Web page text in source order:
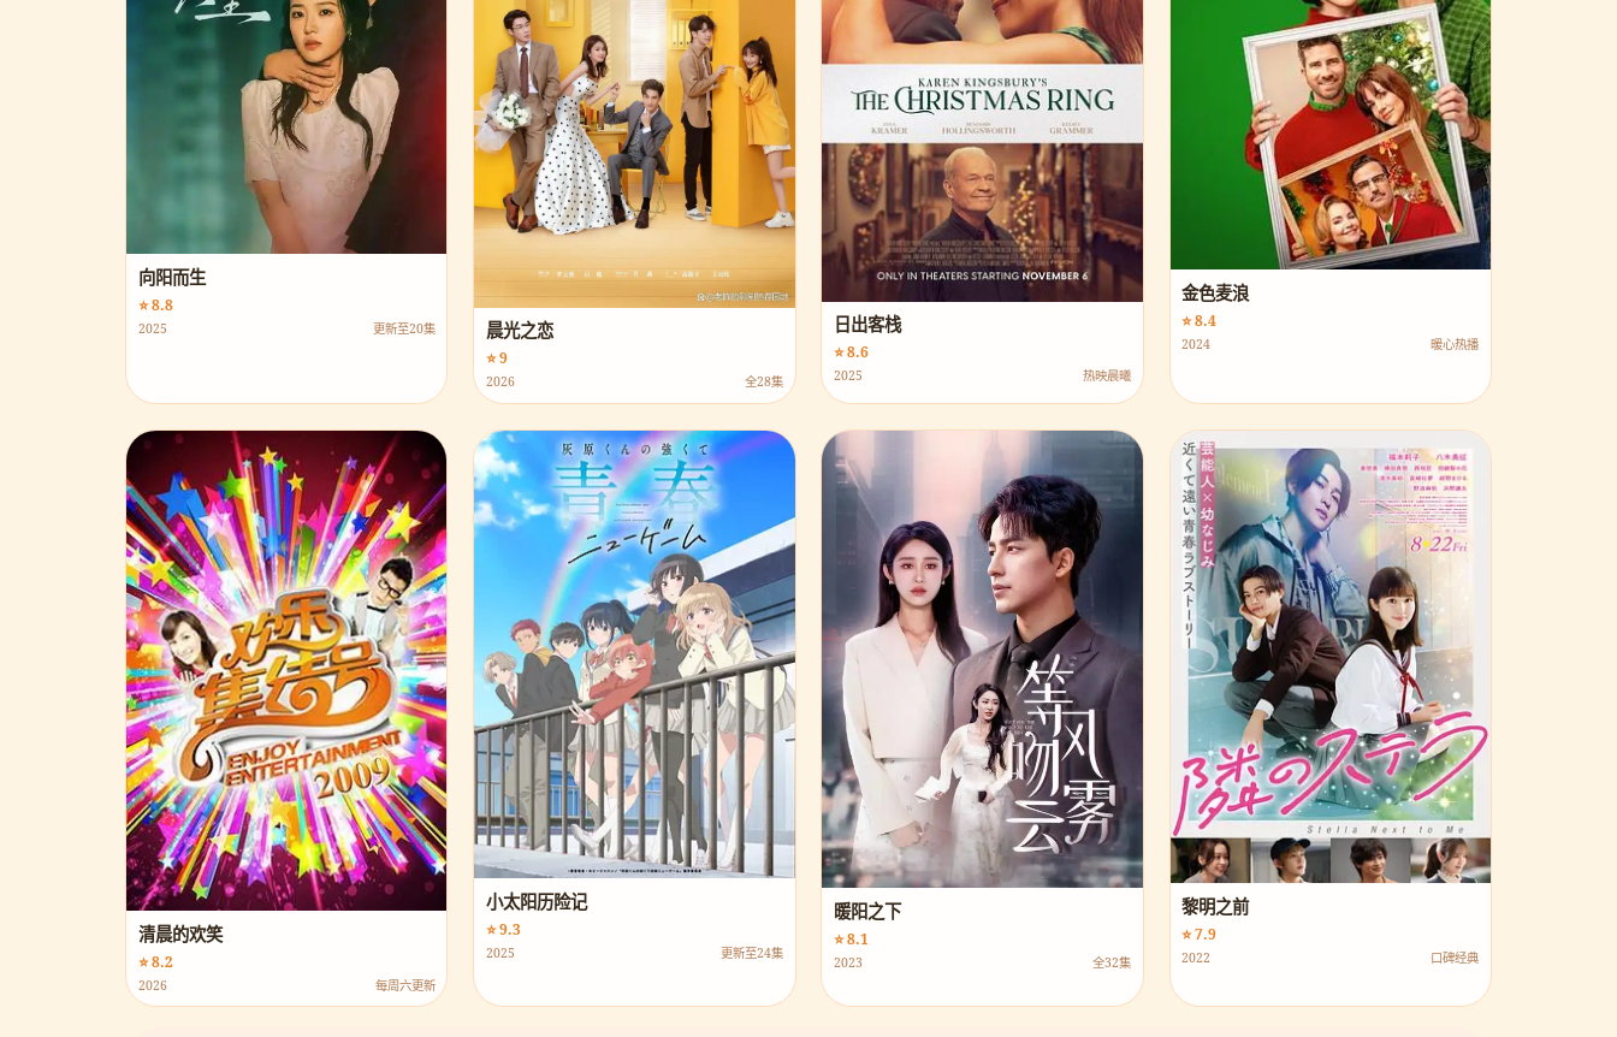
向阳而生
⭐ 8.8
2025 更新至20集 晨光之恋
⭐ 9
2026 全28集
日出客栈
⭐ 8.6
2025 热映晨曦
金色麦浪
⭐ 8.4
2024 暖心热播
清晨的欢笑
⭐ 8.2
2026 每周六更新
小太阳历险记
⭐ 9.3
2025 更新至24集
暖阳之下
⭐ 8.1
2023 全32集
黎明之前
⭐ 7.9
2022 口碑经典